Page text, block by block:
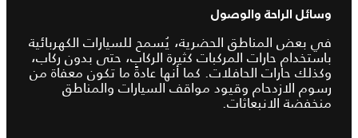
وسائل الراحة والوصول
في بعض المناطق الحضرية، يُسمح للسيارات الكهربائية
باستخدام حارات المركبات كثيرة الركاب، حتى بدون ركاب،
وكذلك حارات الحافلات. كما أنها عادةً ما تكون معفاة من
رسوم الازدحام وقيود مواقف السيارات والمناطق
منخفضة الانبعاثات.